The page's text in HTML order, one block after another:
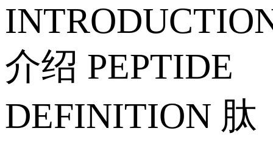
介绍 PEPTIDE
DEFINITION 肽